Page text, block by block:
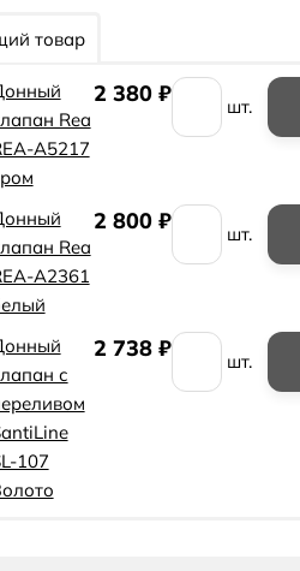
товар
Rea
A5217
2 380 ₽ шт.
Rea
A2361
2 800 ₽ шт.
с
107
2 738 ₽ шт.